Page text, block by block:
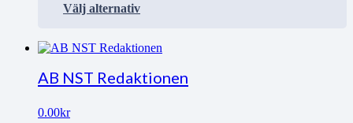
Välj alternativ
AB NST Redaktionen
0.00kr